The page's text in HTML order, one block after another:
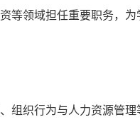
等领域担任重要职务，
组织行为与人力资源管理